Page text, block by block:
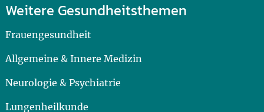
Weitere Gesundheitsthemen
Frauengesundheit
Allgemeine & Innere Medizin
Neurologie & Psychiatrie
Lungenheilkunde